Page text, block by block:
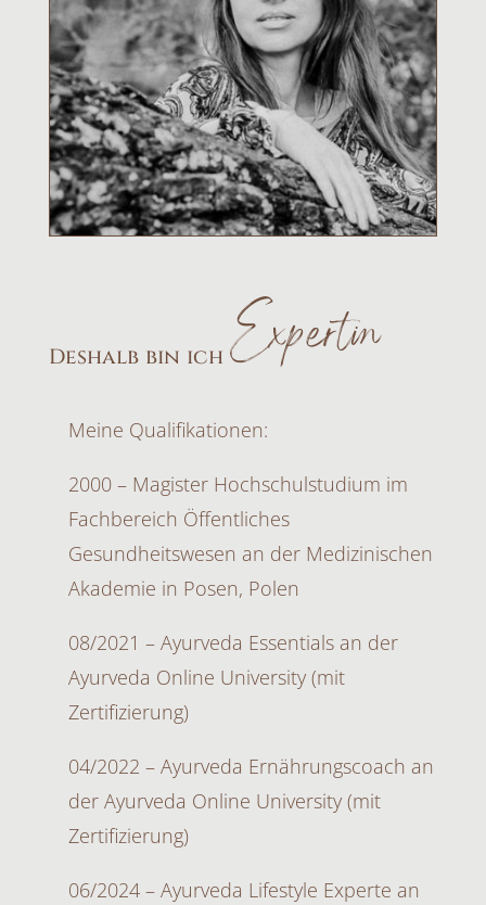
Deshalb bin ich Expertin
Meine Qualifikationen:
2000 – Magister Hochschulstudium im
Fachbereich Öffentliches
Gesundheitswesen an der Medizinischen
Akademie in Posen, Polen
08/2021 – Ayurveda Essentials an der
Ayurveda Online University (mit
Zertifizierung)
04/2022 – Ayurveda Ernährungscoach an
der Ayurveda Online University (mit
Zertifizierung)
06/2024 – Ayurveda Lifestyle Experte an